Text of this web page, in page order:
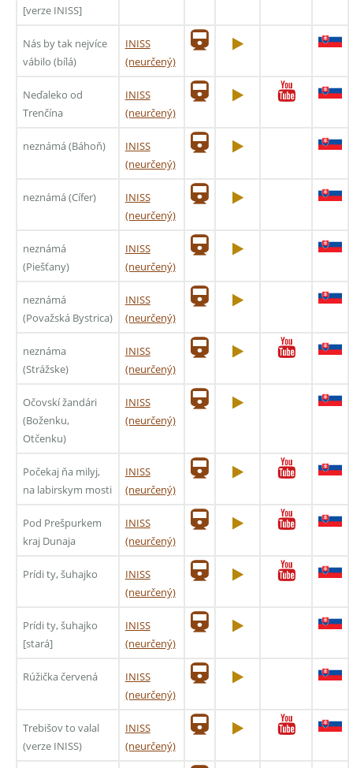
[verze INISS]
Nás by tak nejvíce
vábilo (bílá)
INISS
(neurčený)
Neďaleko od
Trenčína
INISS
(neurčený)
neznámá (Báhoň)
INISS
(neurčený)
neznámá (Cífer)
INISS
(neurčený)
neznámá
(Piešťany)
INISS
(neurčený)
neznámá
(Považská Bystrica)
INISS
(neurčený)
neznáma
(Strážske)
INISS
(neurčený)
Očovskí žandári
(Boženku,
Otčenku)
INISS
(neurčený)
Počekaj ňa milyj,
na labirskym mosti
INISS
(neurčený)
Pod Prešpurkem
kraj Dunaja
INISS
(neurčený)
Prídi ty, šuhajko
INISS
(neurčený)
Prídi ty, šuhajko
[stará]
INISS
(neurčený)
Rúžička červená
INISS
(neurčený)
Trebišov to valal
(verze INISS)
INISS
(neurčený)